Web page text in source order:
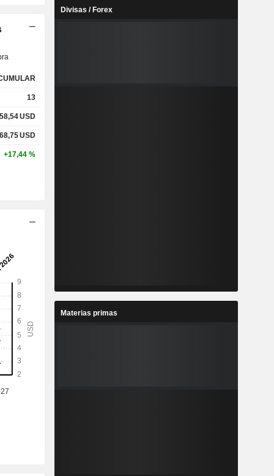
13
58,54USD
68,75USD
+17,44 %
Divisas / Forex
Materias primas